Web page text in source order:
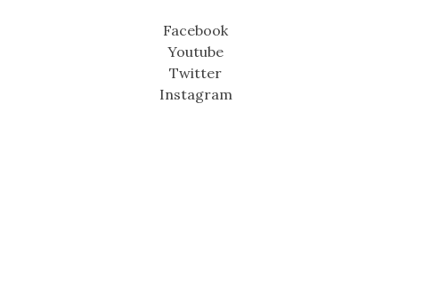
Facebook
Youtube
Twitter
Instagram